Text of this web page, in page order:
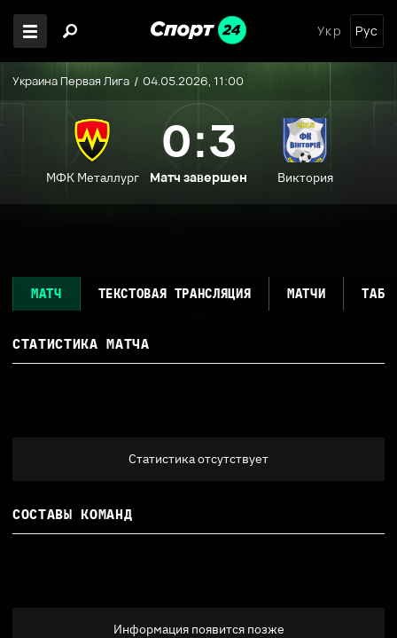
Укр Рус
Украина Первая Лига 04.05.2026, 11:00
МФК Металлург
0:3
Матч завершен Виктория
МАТЧ ТЕКСТОВАЯ ТРАНСЛЯЦИЯ МАТЧИ
СТАТИСТИКА МАТЧА
Статистика отсутствует
СОСТАВЫ КОМАНД
Информация появится позже